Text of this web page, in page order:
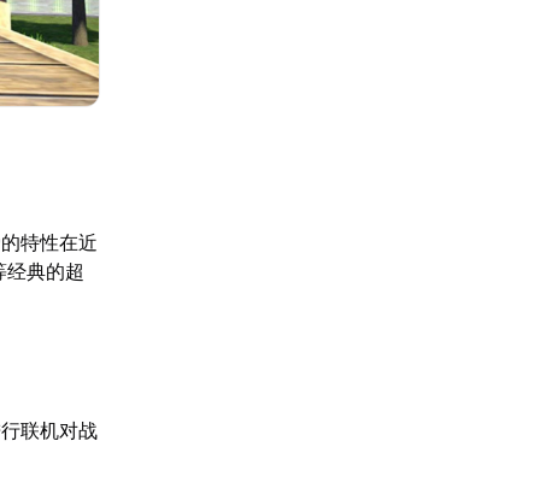
特性在近
典的超
联机对战